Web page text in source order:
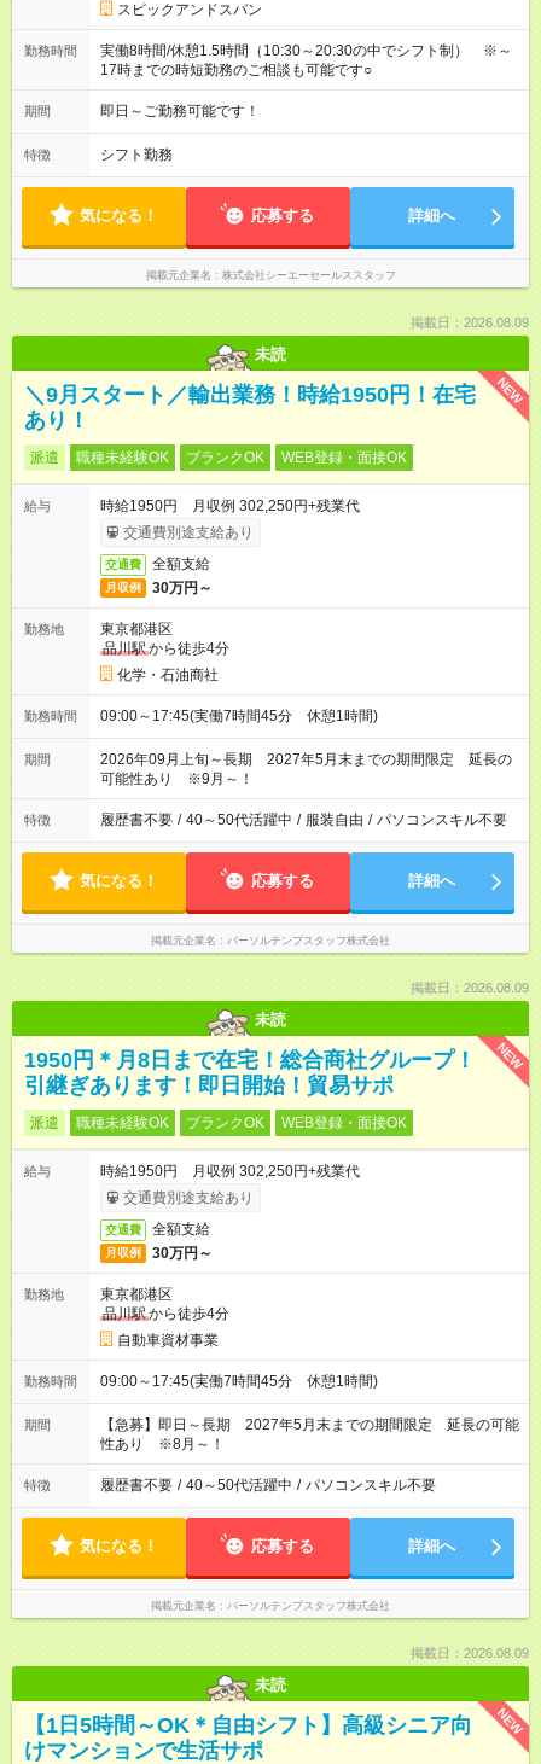
スピックアンドスパン
勤務時間
実働8時間/休憩1.5時間（10:30～20:30の中でシフト制） ※～
17時までの時短勤務のご相談も可能です○
期間 即日～ご勤務可能です！
特徴 シフト勤務
気になる！ 応募する 詳細へ
掲載元企業名 株式会社シーエーセールススタッフ
掲載日：2026.08.09
未読
NEW
＼9月スタート／輸出業務！時給1950円！在宅
あり！
派遣 職種未経験OK ブランクOK WEB登録・面接OK
給与
時給1950円 月収例 302,250円+残業代
交通費別途支給あり
交通費 全額支給
月収例 30万円～
勤務地
東京都港区
品川駅から徒歩4分
化学・石油商社
勤務時間 09:00～17:45(実働7時間45分 休憩1時間)
期間
2026年09月上旬～長期 2027年5月末までの期間限定 延長の
可能性あり ※9月～！
特徴 履歴書不要 / 40～50代活躍中 / 服装自由 / パソコンスキル不要
気になる！ 応募する 詳細へ
掲載元企業名 パーソルテンプスタッフ株式会社
掲載日：2026.08.09
未読
NEW
1950円＊月8日まで在宅！総合商社グループ！
引継ぎあります！即日開始！貿易サポ
派遣 職種未経験OK ブランクOK WEB登録・面接OK
給与
時給1950円 月収例 302,250円+残業代
交通費別途支給あり
交通費 全額支給
月収例 30万円～
勤務地
東京都港区
品川駅から徒歩4分
自動車資材事業
勤務時間 09:00～17:45(実働7時間45分 休憩1時間)
期間
【急募】即日～長期 2027年5月末までの期間限定 延長の可能
性あり ※8月～！
特徴 履歴書不要 / 40～50代活躍中 / パソコンスキル不要
気になる！ 応募する 詳細へ
掲載元企業名 パーソルテンプスタッフ株式会社
掲載日：2026.08.09
未読
NEW
【1日5時間～OK＊自由シフト】高級シニア向
けマンションで生活サポ